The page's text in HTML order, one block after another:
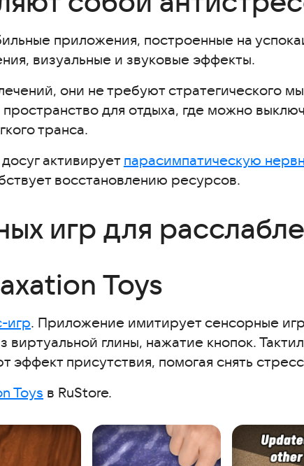
интерьера
приложения, построенные на
визуальные и звуковые эффекты.
они не требуют стратегического
для отдыха, где можно
транса.
активирует парасимпатическую
восстановлению ресурсов.
игр для
Toys
игр. Приложение имитирует сенсорные
глины, нажатие кнопок.
эффект присутствия, помогая снять
Toys в RuStore.